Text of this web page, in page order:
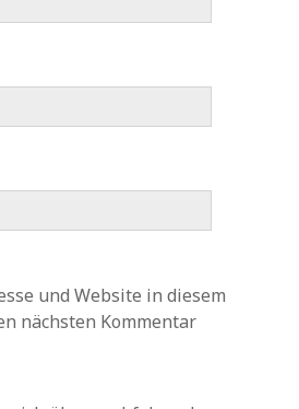
und Website in diesem
nächsten Kommentar